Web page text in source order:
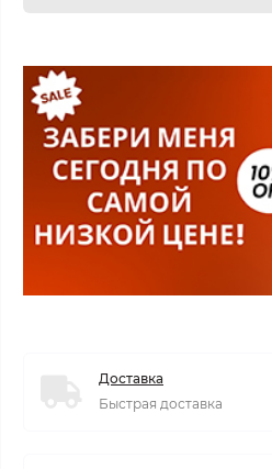
Доставка
Быстрая доставка